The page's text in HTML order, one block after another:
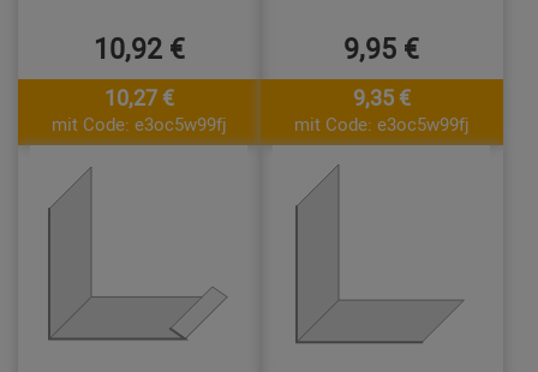
10,92 €
10,27 €
mit Code: e3oc5w99fj
9,95 €
9,35 €
mit Code: e3oc5w99fj